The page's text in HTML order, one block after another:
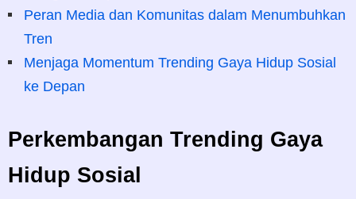
Peran Media dan Komunitas dalam Menumbuhkan
Tren
Menjaga Momentum Trending Gaya Hidup Sosial
ke Depan
Perkembangan Trending Gaya
Hidup Sosial